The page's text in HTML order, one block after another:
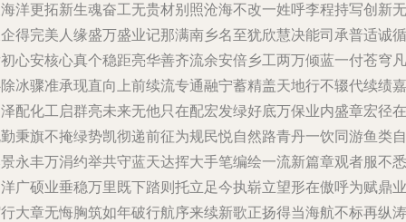
洋更拓新生魂奋工无贵材别照沧海不改一姓呼李程持写创新无
得完美人缘盛万盛业记那满南乡名至犹欣慧决能司承普适诚循
心安核心真个稳距亮华善齐流余安倍乡工两万倾蓝一付苍穹凡
冰骤准承现直向上前续流专通融宁蓄精盖天地行不辍代续绩嘉
配化工启群亮未来无他只在配宏发绿好底万保业内盛章宏径在
秉旗不掩绿势凯彻递前征为规民悦自然路青丹一饮同游鱼类自
永丰万涓约举共守蓝天达挥大手笔编绘一流新篇章观者服不悉
广硕业垂稳万里既下踏则托立足今执崭立望形在傲呼为赋鼎业
大章无悔胸筑如年破行航序来续新歌正扬得当海航不标再纵涛